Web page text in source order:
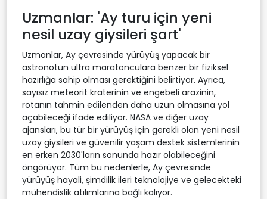
Uzmanlar: 'Ay turu için yeni
nesil uzay giysileri şart'
Uzmanlar, Ay çevresinde yürüyüş yapacak bir
astronotun ultra maratonculara benzer bir fiziksel
hazırlığa sahip olması gerektiğini belirtiyor. Ayrıca,
sayısız meteorit kraterinin ve engebeli arazinin,
rotanın tahmin edilenden daha uzun olmasına yol
açabileceği ifade ediliyor. NASA ve diğer uzay
ajansları, bu tür bir yürüyüş için gerekli olan yeni nesil
uzay giysileri ve güvenilir yaşam destek sistemlerinin
en erken 2030'ların sonunda hazır olabileceğini
öngörüyor. Tüm bu nedenlerle, Ay çevresinde
yürüyüş hayali, şimdilik ileri teknolojiye ve gelecekteki
mühendislik atılımlarına bağlı kalıyor.